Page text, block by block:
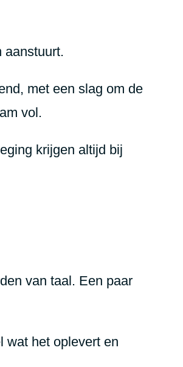
aanstuurt.
met een slag om de
vol.
krijgen altijd bij
van taal. Een paar
wat het oplevert en